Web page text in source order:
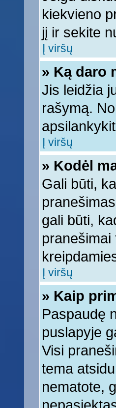
kiekvieno
jį ir sekite
Į viršų
» Ką daro
Jis leidžia
rašymą.
Į viršų
» Kodėl
Gali būti,
gali būti,
Į viršų
» Kaip
Paspaudę
puslapyje
Visi
tema
nematote,